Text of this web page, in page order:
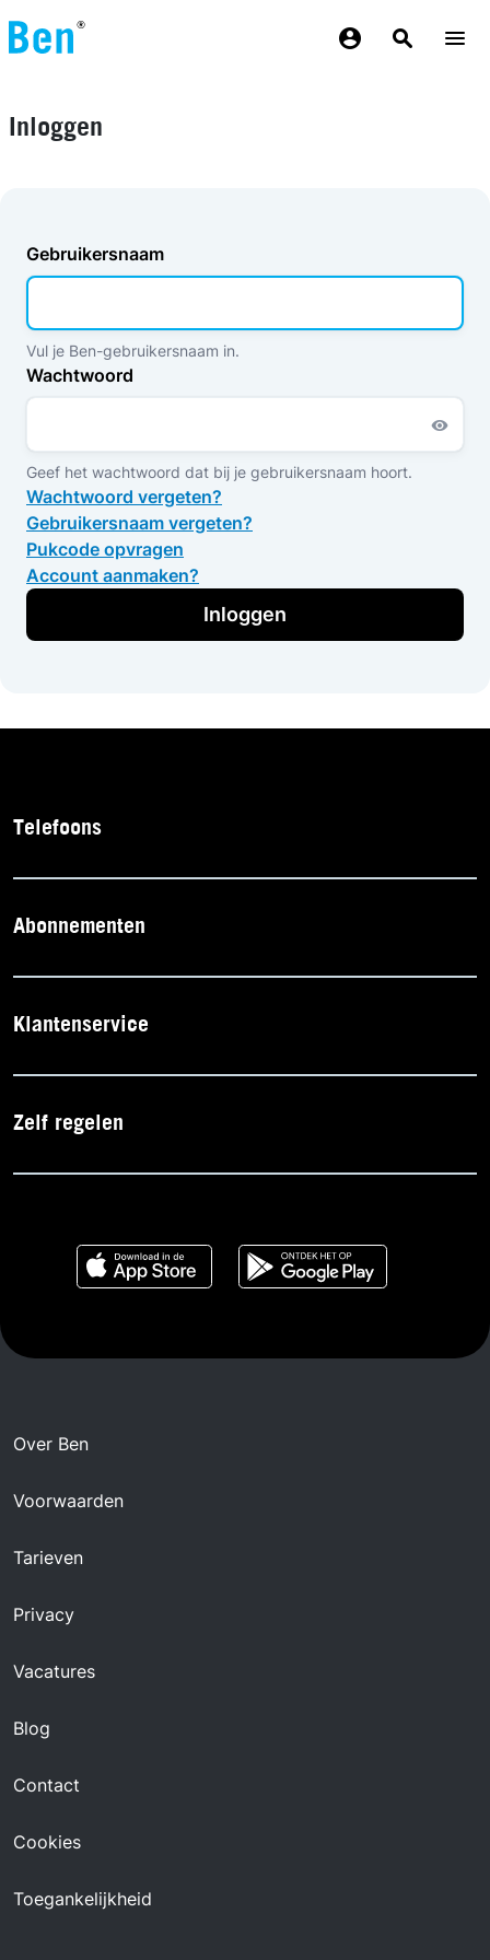
Inloggen
Gebruikersnaam
Vul je Ben-gebruikersnaam in.
Wachtwoord
Geef het wachtwoord dat bij je gebruikersnaam hoort.
Wachtwoord vergeten?
Gebruikersnaam vergeten?
Pukcode opvragen
Account aanmaken?
Inloggen
Telefoons
Abonnementen
Klantenservice
Zelf regelen
Over Ben
Voorwaarden
Tarieven
Privacy
Vacatures
Blog
Contact
Cookies
Toegankelijkheid